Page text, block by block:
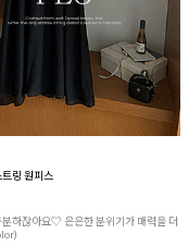
트링 원피스
분하잖아요♡ 은은한 분위기가 매력을 더